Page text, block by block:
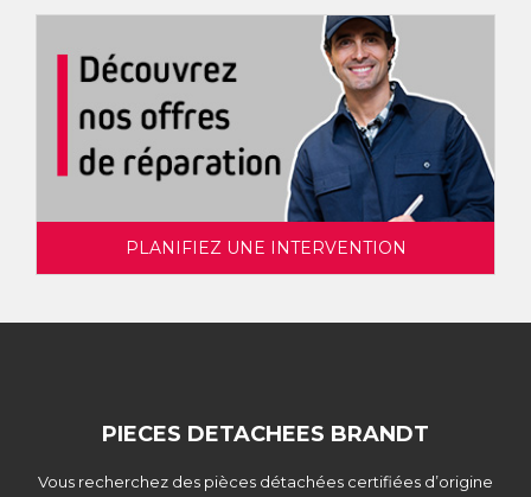
PLANIFIEZ UNE INTERVENTION
PIECES DETACHEES BRANDT
Vous recherchez des pièces détachées certifiées d’origine